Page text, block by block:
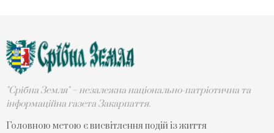
"Срібна Земля" – незалежна національно-патріотична та
інформаційна газета Закарпаття.
Головною метою є висвітлення подій із життя